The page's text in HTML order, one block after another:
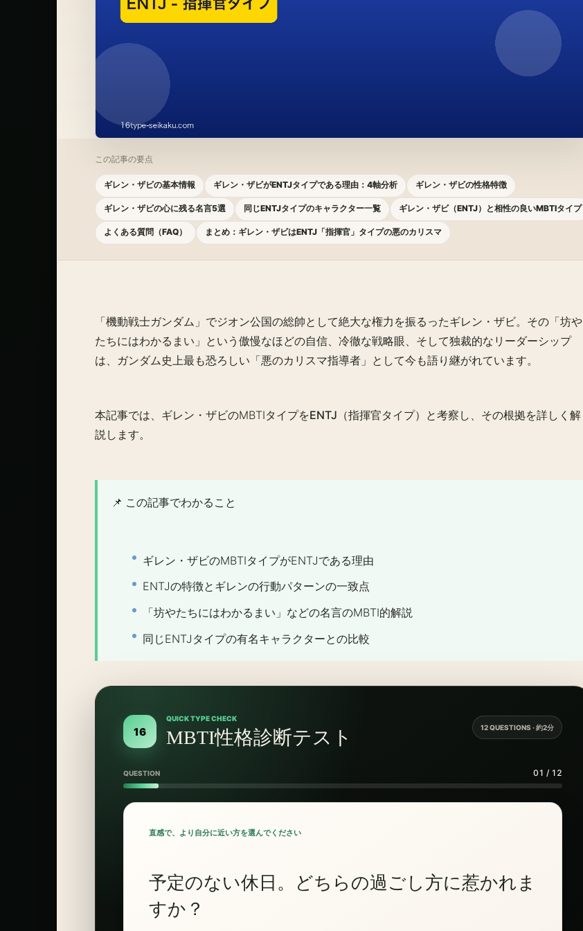
この記事の要点
ギレン・ザビの基本情報 ギレン・ザビがENTJタイプである理由：4軸分析 ギレン・ザビの性格特徴
ギレン・ザビの心に残る名言5選 同じENTJタイプのキャラクター一覧 ギレン・ザビ（ENTJ）と相性の良いMBTIタイプ
よくある質問（FAQ） まとめ：ギレン・ザビはENTJ「指揮官」タイプの悪のカリスマ
「機動戦士ガンダム」でジオン公国の総帥として絶大な権力を振るったギレン・ザビ。その「坊や
たちにはわかるまい」という傲慢なほどの自信、冷徹な戦略眼、そして独裁的なリーダーシップ
は、ガンダム史上最も恐ろしい「悪のカリスマ指導者」として今も語り継がれています。
本記事では、ギレン・ザビのMBTIタイプをENTJ（指揮官タイプ） と考察し、その根拠を詳しく解
説します。
📌 この記事でわかること
ギレン・ザビのMBTIタイプがENTJである理由
ENTJの特徴とギレンの行動パターンの一致点
「坊やたちにはわかるまい」などの名言のMBTI的解説
同じENTJタイプの有名キャラクターとの比較
16
QUICK TYPE CHECK
MBTI性格診断テスト 12 QUESTIONS · 約2分
QUESTION 01 / 12
直感で、より自分に近い方を選んでください
予定のない休日。どちらの過ごし方に惹かれま
すか？